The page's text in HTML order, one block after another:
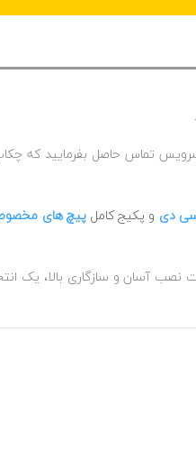
تماس حاصل بفرمایید که
دی و پکیج کامل پیچ های
نصب آسان و سازگاری بالا، یک